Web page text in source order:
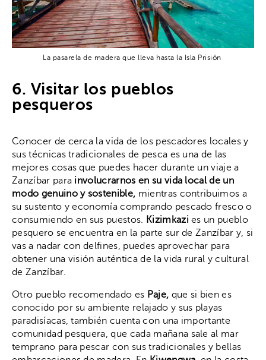
La pasarela de madera que lleva hasta la Isla Prisión
6. Visitar los pueblos
pesqueros
Conocer de cerca la vida de los pescadores locales y
sus técnicas tradicionales de pesca es una de las
mejores cosas que puedes hacer durante un viaje a
Zanzíbar para involucrarnos en su vida local de un
modo genuino y sostenible, mientras contribuimos a
su sustento y economía comprando pescado fresco o
consumiendo en sus puestos. Kizimkazies un pueblo
pesquero se encuentra en la parte sur de Zanzíbar y, si
vas a nadar con delfines, puedes aprovechar para
obtener una visión auténtica de la vida rural y cultural
de Zanzíbar.
Otro pueblo recomendado es Paje, que si bien es
conocido por su ambiente relajado y sus playas
paradisíacas, también cuenta con una importante
comunidad pesquera, que cada mañana sale al mar
temprano para pescar con sus tradicionales y bellas